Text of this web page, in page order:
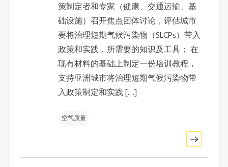
策制定者和专家（健康、交通运输、基
础设施）召开焦点团体讨论，评估城市
要将治理短期气候污染物（SLCPs）带入
政策和实践，所需要的知识及工具； 在
现有材料的基础上制定一份培训教程，
支持亚洲城市将治理短期气候污染物带
入政策制定和实践 […]
空气质量